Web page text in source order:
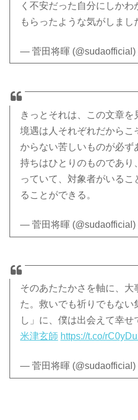
く不安だった自分にしか
もらったような気がしまし
— 菅田将暉 (@sudaofficial)
きっとそれは、この文章を
境遇は人それぞれだからこ
からない苦しいものが必ず
持ちはひとりのものであり
っていて、対象者がいる
ることができる。
— 菅田将暉 (@sudaofficial)
そのあたたかさを軸に、大
た。救いでも祈りでもない
し」に、僕は出会えて幸せ
米津玄師 https://t.co/
— 菅田将暉 (@sudaofficial)